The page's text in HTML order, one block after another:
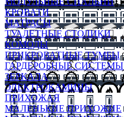
КРОВАТИ
МАТРАСЫ
ТУАЛЕТНЫЕ СТОЛИКИ
КОМОДЫ
ПРИКРОВАТНЫЕ ТУМБЫ
ГАРДЕРОБНЫЕ СИСТЕМЫ
ЗЕРКАЛА
ЭЛЕКТРОКАМИНЫ
ПРИХОЖАЯ
МАЛЕНЬКИЕ ПРИХОЖИЕ